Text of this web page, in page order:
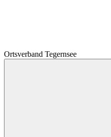
Ortsverband Tegernsee